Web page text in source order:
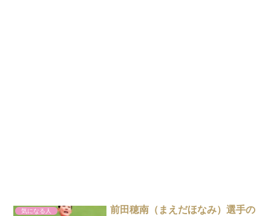
気になる人
前田穂南（まえだほなみ）選手の